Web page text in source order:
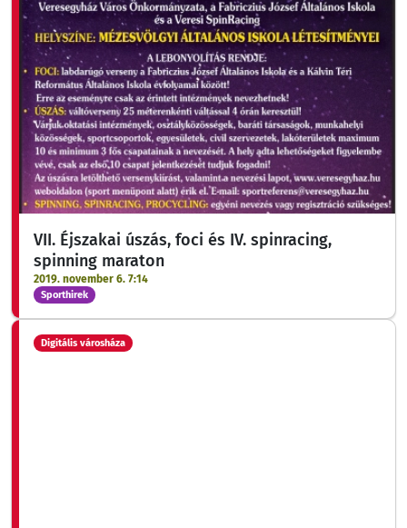
csak a számodra megfelelő pályát használd!
VII. Éjszakai úszás, foci és IV. spinracing,
spinning maraton
2019. november 6. 7:14
Sporthirek
Digitális városháza